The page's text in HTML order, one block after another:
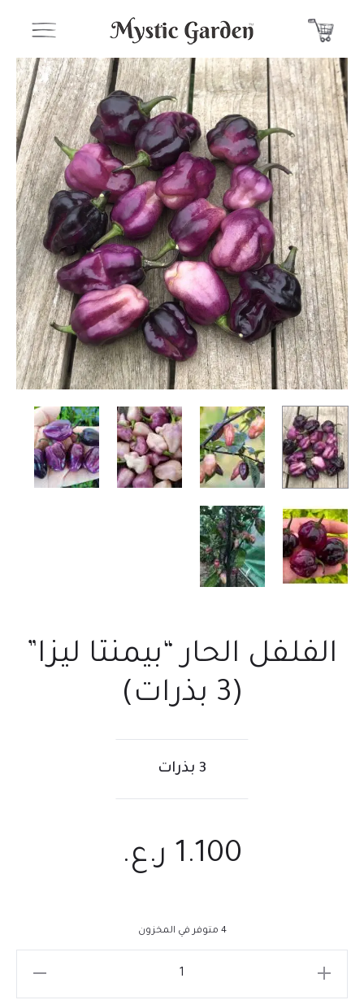
الفلفل الحار “بيمنتا ليزا”
(3 بذرات)
3 بذرات
1.100 ر.ع.
4 متوفر في المخزون